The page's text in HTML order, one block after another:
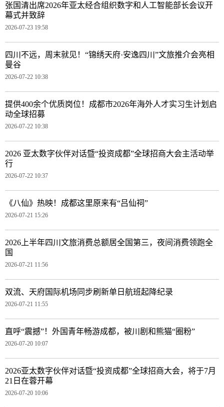
张国清出席2026年亚太经合组织数字和人工智能部长会议开
幕式并致辞
2026-07-23 19:58
四川不远，周末就见！“锦绣天府·安逸四川”文旅推介会亮相
曼谷
2026-07-22 10:38
提供400余个优质岗位！成都市2026年海外人才实习生计划启
动全球招募
2026-07-22 10:38
2026 亚太数字伙伴对话暨“投资成都”全球招商大会主活动举
行
2026-07-22 10:37
《八仙》热映！成都这里原来有“吕仙祠”
2026-07-21 15:26
2026上半年四川文旅消费总额居全国第三，夜间消费领跑全
国
2026-07-21 11:56
双流、天府国际机场同步刷新单日航班起降纪录
2026-07-21 11:55
直呼“震撼”！外国青年畅游成都，被川剧和熊猫“圈粉”
2026-07-20 10:07
2026亚太数字伙伴对话暨“投资成都”全球招商大会，将于7月
21日在蓉开幕
2026-07-20 10:06